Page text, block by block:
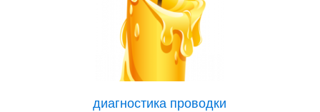
диагностика проводки